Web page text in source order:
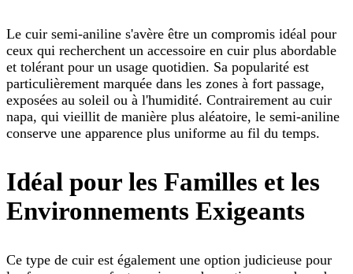
Le cuir semi-aniline s'avère être un compromis idéal pour
ceux qui recherchent un accessoire en cuir plus abordable
et tolérant pour un usage quotidien. Sa popularité est
particulièrement marquée dans les zones à fort passage,
exposées au soleil ou à l'humidité. Contrairement au cuir
napa, qui vieillit de manière plus aléatoire, le semi-aniline
conserve une apparence plus uniforme au fil du temps.
Idéal pour les Familles et les
Environnements Exigeants
Ce type de cuir est également une option judicieuse pour